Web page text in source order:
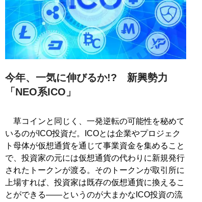
今年、一気に伸びるか!? 新興勢力
「NEO系ICO」
草コインと同じく、一発逆転の可能性を秘めて
いるのがICO投資だ。ICOとは企業やプロジェク
ト母体が仮想通貨を通じて事業資金を集めること
で、投資家の元には仮想通貨の代わりに新規発行
されたトークンが渡る。そのトークンが取引所に
上場すれば、投資家は既存の仮想通貨に換えるこ
とができる――というのが大まかなICO投資の流